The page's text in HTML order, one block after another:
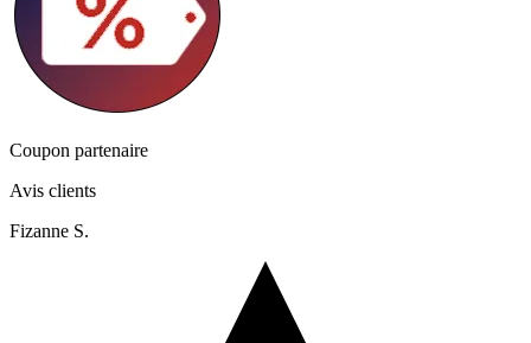
Coupon partenaire
Avis clients
Fizanne S.